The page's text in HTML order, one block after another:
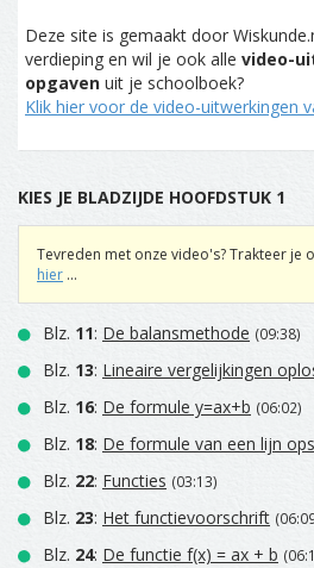
Deze site is gemaakt door
verdieping en wil je ook alle video-
opgaven uit je schoolboek?
Klik hier voor de video-uitwerkingen
KIES JE BLADZIJDE HOOFDSTUK 1
Tevreden met onze video's? Trakteer je
hier ...
Blz. 11: De balansmethode (09:38)
Blz. 13: Lineaire vergelijkingen
Blz. 16: De formule y=ax+b (06:02)
Blz. 18: De formule van een lijn
Blz. 22: Functies (03:13)
Blz. 23: Het functievoorschrift
Blz. 24: De functie f(x) = ax + b